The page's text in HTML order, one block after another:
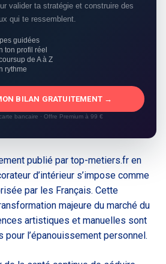
valider ta stratégie et construire des
qui te ressemblent.
guidées
ton profil réel
de A à Z
rythme
BILAN GRATUITEMENT →
bancaire · Offre Premium à 99 €
publié par top-metiers.fr en
d’intérieur s’impose comme
par les Français. Cette
majeure du marché du
artistiques et manuelles sont
l’épanouissement personnel.